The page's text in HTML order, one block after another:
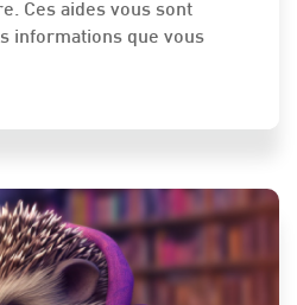
Ces aides vous sont
informations que vous